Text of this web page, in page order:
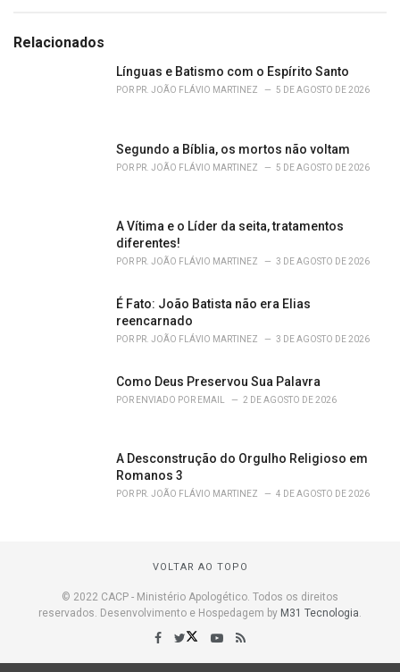
e
Relacionados
Línguas e Batismo com o Espírito Santo
POR PR. JOÃO FLÁVIO MARTINEZ 5 DE AGOSTO DE 2026
Segundo a Bíblia, os mortos não voltam
POR PR. JOÃO FLÁVIO MARTINEZ 5 DE AGOSTO DE 2026
A Vítima e o Líder da seita, tratamentos
diferentes!
POR PR. JOÃO FLÁVIO MARTINEZ 3 DE AGOSTO DE 2026
É Fato: João Batista não era Elias
reencarnado
POR PR. JOÃO FLÁVIO MARTINEZ 3 DE AGOSTO DE 2026
Como Deus Preservou Sua Palavra
POR ENVIADO POR EMAIL 2 DE AGOSTO DE 2026
A Desconstrução do Orgulho Religioso em
Romanos 3
POR PR. JOÃO FLÁVIO MARTINEZ 4 DE AGOSTO DE 2026
VOLTAR AO TOPO
© 2022 CACP - Ministério Apologético. Todos os direitos
reservados. Desenvolvimento e Hospedagem by M31 Tecnologia.